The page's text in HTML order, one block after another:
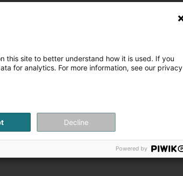
this site to better understand how it is used. If you
for analytics. For more information, see our privacy
Decline
Powered by